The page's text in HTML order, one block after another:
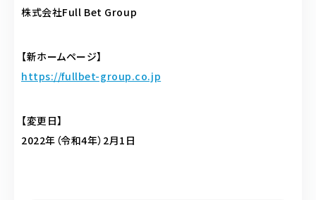
株式会社Full Bet Group
【新ホームページ】
https://fullbet-group.co.jp
【変更日】
2022年（令和4年）2月1日